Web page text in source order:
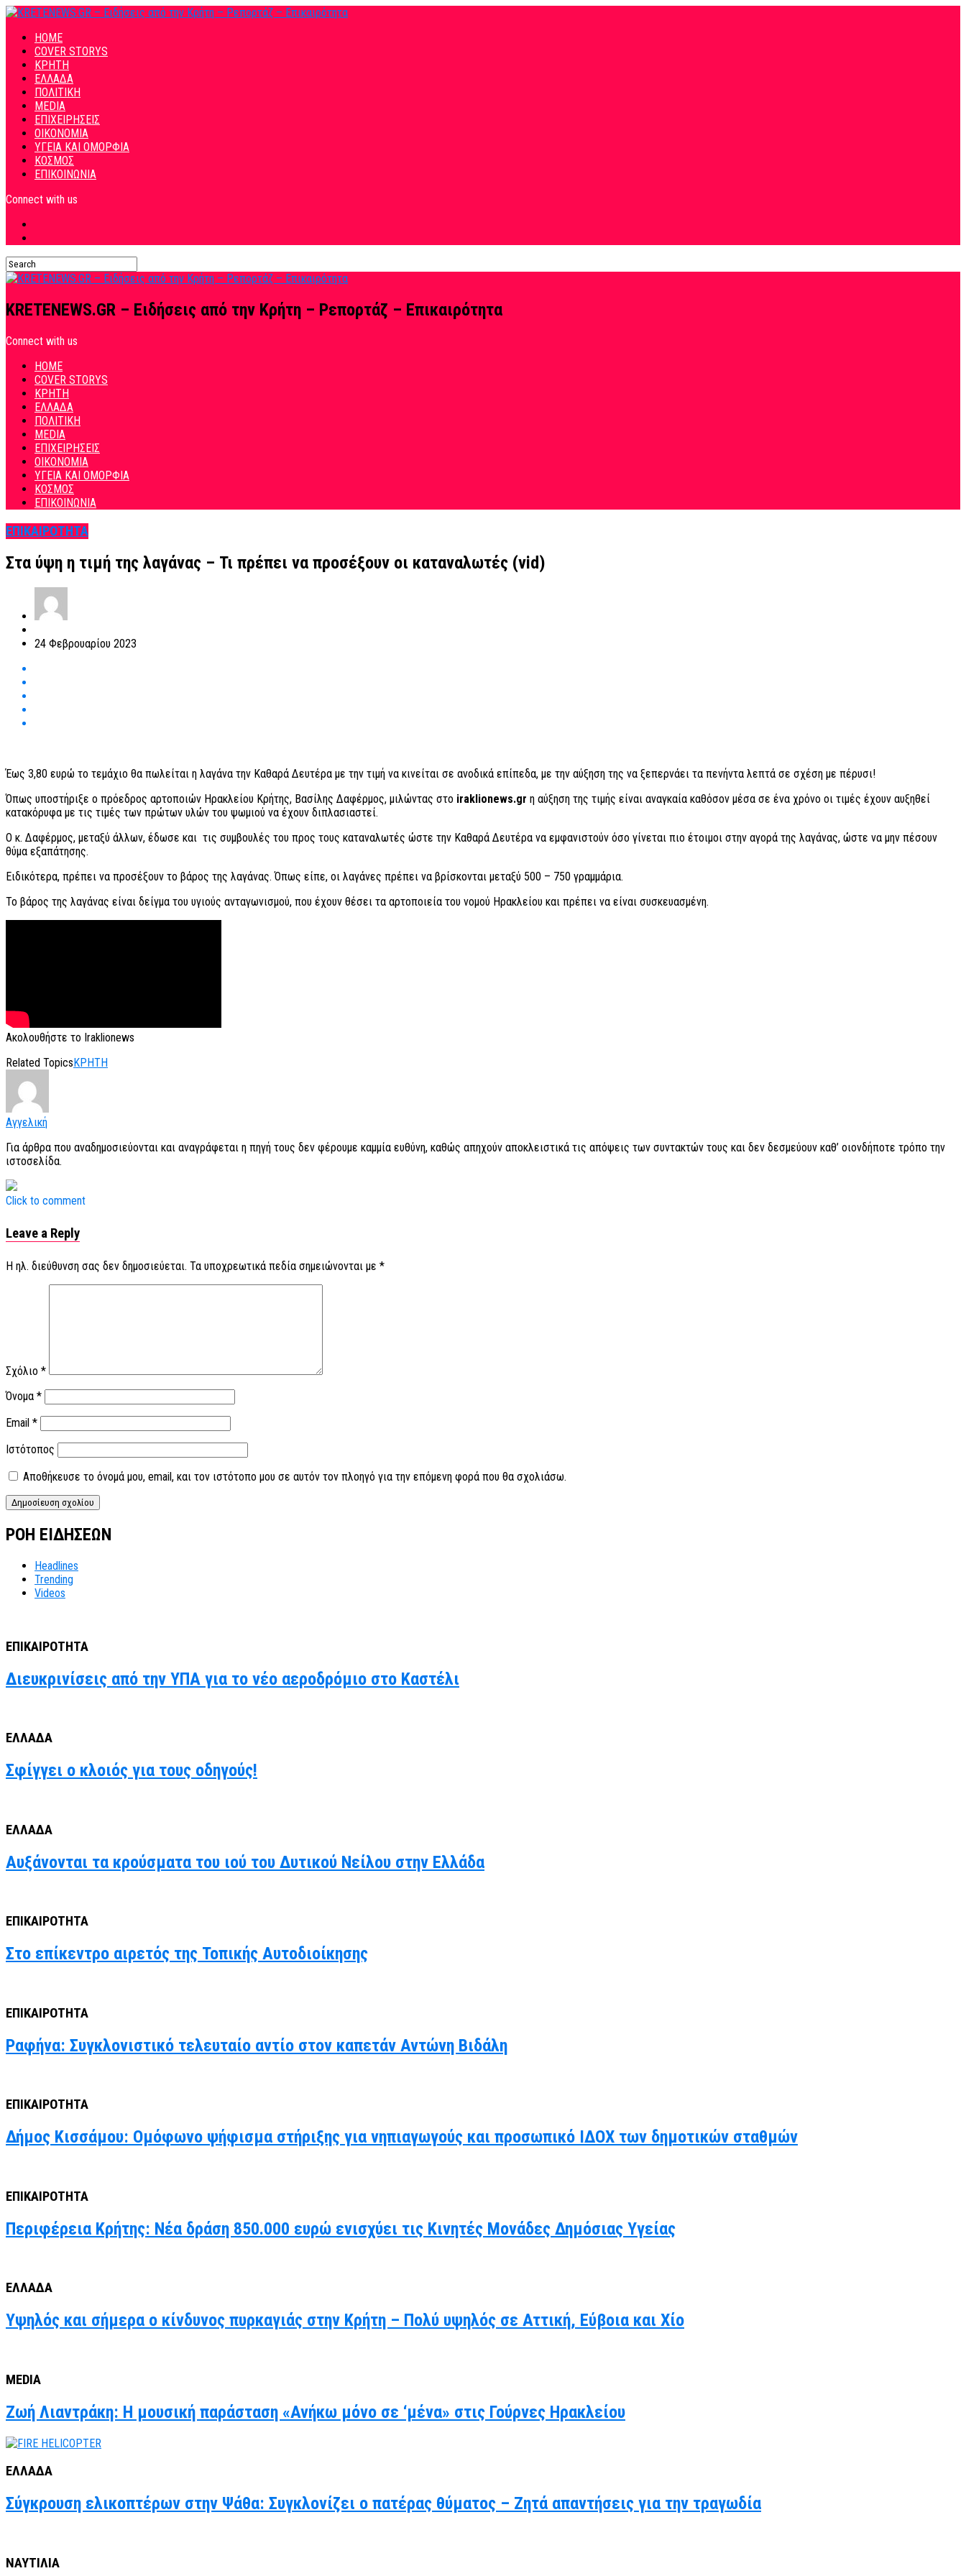
HOME
COVER STORYS
ΚΡΗΤΗ
ΕΛΛΑΔΑ
ΠΟΛΙΤΙΚΗ
MEDIA
ΕΠΙΧΕΙΡΗΣΕΙΣ
ΟΙΚΟΝΟΜΙΑ
ΥΓΕΙΑ ΚΑΙ ΟΜΟΡΦΙΑ
ΚΟΣΜΟΣ
ΕΠΙΚΟΙΝΩΝΙΑ
Connect with us
KRETENEWS.GR – Ειδήσεις από την Κρήτη – Ρεπορτάζ – Επικαιρότητα
Connect with us
HOME
COVER STORYS
ΚΡΗΤΗ
ΕΛΛΑΔΑ
ΠΟΛΙΤΙΚΗ
MEDIA
ΕΠΙΧΕΙΡΗΣΕΙΣ
ΟΙΚΟΝΟΜΙΑ
ΥΓΕΙΑ ΚΑΙ ΟΜΟΡΦΙΑ
ΚΟΣΜΟΣ
ΕΠΙΚΟΙΝΩΝΙΑ
ΕΠΙΚΑΙΡΟΤΗΤΑ
Στα ύψη η τιμή της λαγάνας – Τι πρέπει να προσέξουν οι καταναλωτές (vid)
24 Φεβρουαρίου 2023
Έως 3,80 ευρώ το τεμάχιο θα πωλείται η λαγάνα την Καθαρά Δευτέρα με την τιμή να κινείται σε ανοδικά επίπεδα, με την αύξηση της να ξεπερνάει τα πενήντα λεπτά σε σχέση με πέρυσι!
Όπως υποστήριξε ο πρόεδρος αρτοποιών Ηρακλείου Κρήτης, Βασίλης Δαφέρμος, μιλώντας στο iraklionews.gr η αύξηση της τιμής είναι αναγκαία καθόσον μέσα σε ένα χρόνο οι τιμές έχουν αυξηθεί
κατακόρυφα με τις τιμές των πρώτων υλών του ψωμιού να έχουν διπλασιαστεί.
Ο κ. Δαφέρμος, μεταξύ άλλων, έδωσε και τις συμβουλές του προς τους καταναλωτές ώστε την Καθαρά Δευτέρα να εμφανιστούν όσο γίνεται πιο έτοιμοι στην αγορά της λαγάνας, ώστε να μην πέσουν
θύμα εξαπάτησης.
Ειδικότερα, πρέπει να προσέξουν το βάρος της λαγάνας. Όπως είπε, οι λαγάνες πρέπει να βρίσκονται μεταξύ 500 – 750 γραμμάρια.
Το βάρος της λαγάνας είναι δείγμα του υγιούς ανταγωνισμού, που έχουν θέσει τα αρτοποιεία του νομού Ηρακλείου και πρέπει να είναι συσκευασμένη.
Ακολουθήστε το Iraklionews
Related Topics ΚΡΗΤΗ
Αγγελική
Για άρθρα που αναδημοσιεύονται και αναγράφεται η πηγή τους δεν φέρουμε καμμία ευθύνη, καθώς απηχούν αποκλειστικά τις απόψεις των συντακτών τους και δεν δεσμεύουν καθ’ οιονδήποτε τρόπο την
ιστοσελίδα.
Click to comment
Leave a Reply
Η ηλ. διεύθυνση σας δεν δημοσιεύεται. Τα υποχρεωτικά πεδία σημειώνονται με *
Σχόλιο *
Όνομα *
Email *
Ιστότοπος
Αποθήκευσε το όνομά μου, email, και τον ιστότοπο μου σε αυτόν τον πλοηγό για την επόμενη φορά που θα σχολιάσω.
ΡΟΗ ΕΙΔΗΣΕΩΝ
Headlines
Trending
Videos
ΕΠΙΚΑΙΡΟΤΗΤΑ
Διευκρινίσεις από την ΥΠΑ για το νέο αεροδρόμιο στο Καστέλι
ΕΛΛΑΔΑ
Σφίγγει ο κλοιός για τους οδηγούς!
ΕΛΛΑΔΑ
Αυξάνονται τα κρούσματα του ιού του Δυτικού Νείλου στην Ελλάδα
ΕΠΙΚΑΙΡΟΤΗΤΑ
Στο επίκεντρο αιρετός της Τοπικής Αυτοδιοίκησης
ΕΠΙΚΑΙΡΟΤΗΤΑ
Ραφήνα: Συγκλονιστικό τελευταίο αντίο στον καπετάν Αντώνη Βιδάλη
ΕΠΙΚΑΙΡΟΤΗΤΑ
Δήμος Κισσάμου: Ομόφωνο ψήφισμα στήριξης για νηπιαγωγούς και προσωπικό ΙΔΟΧ των δημοτικών σταθμών
ΕΠΙΚΑΙΡΟΤΗΤΑ
Περιφέρεια Κρήτης: Νέα δράση 850.000 ευρώ ενισχύει τις Κινητές Μονάδες Δημόσιας Υγείας
ΕΛΛΑΔΑ
Υψηλός και σήμερα ο κίνδυνος πυρκαγιάς στην Κρήτη – Πολύ υψηλός σε Αττική, Εύβοια και Χίο
MEDIA
Ζωή Λιαντράκη: Η μουσική παράσταση «Ανήκω μόνο σε ‘μένα» στις Γούρνες Ηρακλείου
ΕΛΛΑΔΑ
Σύγκρουση ελικοπτέρων στην Ψάθα: Συγκλονίζει ο πατέρας θύματος – Ζητά απαντήσεις για την τραγωδία
ΝΑΥΤΙΛΙΑ